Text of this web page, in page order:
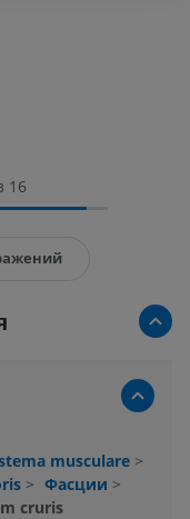
16
musculare >
> Фасции >
cruris